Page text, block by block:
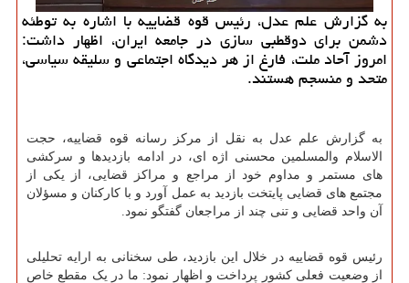
به گزارش علم عدل، رئیس قوه قضاییه با اشاره به توطئه
دشمن برای دوقطبی سازی در جامعه ایران، اظهار داشت:
امروز آحاد ملت، فارغ از هر دیدگاه اجتماعی و سلیقه سیاسی،
متحد و منسجم هستند.
به گزارش علم عدل به نقل از مرکز رسانه قوه قضاییه، حجت
الاسلام والمسلمین محسنی اژه ای، در ادامه بازدیدها و سرکشی
های مستمر و مداوم خود از مراجع و مراکز قضایی، از یکی از
مجتمع های قضایی پایتخت بازدید به عمل آورد و با کارکنان و مسؤلان
آن واحد قضایی و تنی چند از مراجعان گفتگو نمود.
رئیس قوه قضاییه در خلال این بازدید، طی سخنانی به ارایه تحلیلی
از وضعیت فعلی کشور پرداخت و اظهار نمود: ما در یک مقطع خاص